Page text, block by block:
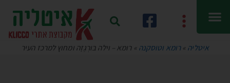
איטליה »רומא וטוסקנה »רומא – וילה בּורְגֶזָה ומחוץ למרכז העיר